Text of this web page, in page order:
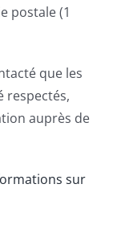
postale (1
que les
respectés,
auprès de
sur